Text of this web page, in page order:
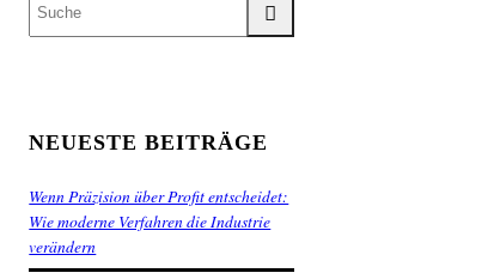
NEUESTE BEITRÄGE
Wenn Präzision über Profit entscheidet:
Wie moderne Verfahren die Industrie
verändern